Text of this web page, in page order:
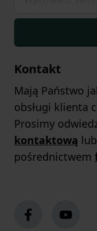
Kontakt
Mają Państwo
obsługi klienta
Prosimy
kontaktową
pośrednictwem